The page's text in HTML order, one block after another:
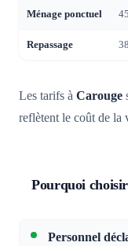
Ménage ponctuel
Repassage
Les tarifs à Carouge
reflètent le coût de la
Pourquoi
Personnel